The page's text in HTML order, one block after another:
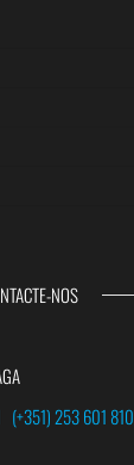
NOS
(+351) 253 601 810